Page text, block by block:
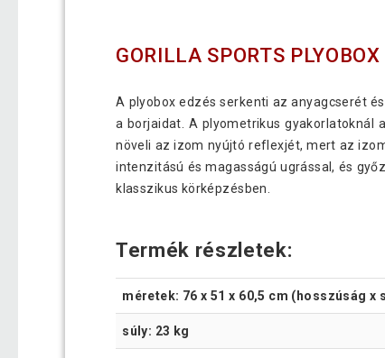
GORILLA SPORTS
A plyobox edzés serkenti az anyagcserét
a borjaidat. A plyometrikus gyakorlatoknál
növeli az izom nyújtó reflexjét, mert az
intenzitású és magasságú ugrással, és
klasszikus körképzésben.
Termék részletek:
méretek: 76 x 51 x 60,5 cm (hosszúság x
súly: 23 kg